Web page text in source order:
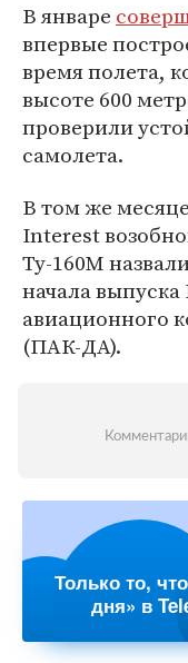
В январе
впервые
время полета,
высоте 600
проверили
самолета.
В том же
Interest
Ту-160М
начала
авиационного
(ПАК-ДА).
Только то,
дня» в